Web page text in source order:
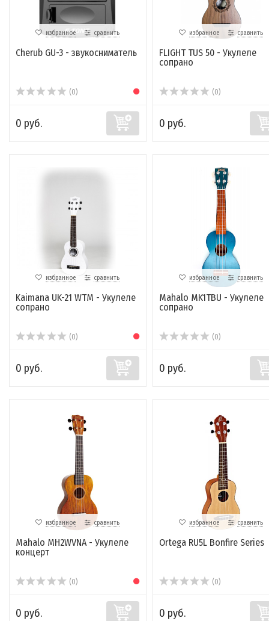
избранное сравнить
Cherub GU-3 - звукосниматель
(0)
0 руб.
избранное сравнить
FLIGHT TUS 50 - Укулеле
сопрано
(0)
0 руб.
избранное сравнить
Kaimana UK-21 WTM - Укулеле
сопрано
(0)
0 руб.
избранное сравнить
Mahalo MK1TBU - Укулеле
сопрано
(0)
0 руб.
избранное сравнить
Mahalo MH2WVNA - Укулеле
концерт
(0)
0 руб.
избранное сравнить
Ortega RU5L Bonfire Series
(0)
0 руб.